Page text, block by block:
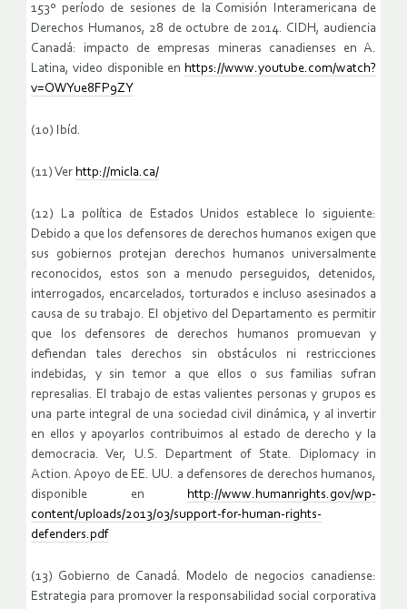
153º período de sesiones de la Comisión Interamericana de
Derechos Humanos, 28 de octubre de 2014. CIDH, audiencia
Canadá: impacto de empresas mineras canadienses en A.
Latina, video disponible en https://www.youtube.com/watch?
v=OWYue8FP9ZY
(10) Ibíd.
(11) Ver http://micla.ca/
(12) La política de Estados Unidos establece lo siguiente:
Debido a que los defensores de derechos humanos exigen que
sus gobiernos protejan derechos humanos universalmente
reconocidos, estos son a menudo perseguidos, detenidos,
interrogados, encarcelados, torturados e incluso asesinados a
causa de su trabajo. El objetivo del Departamento es permitir
que los defensores de derechos humanos promuevan y
defiendan tales derechos sin obstáculos ni restricciones
indebidas, y sin temor a que ellos o sus familias sufran
represalias. El trabajo de estas valientes personas y grupos es
una parte integral de una sociedad civil dinámica, y al invertir
en ellos y apoyarlos contribuimos al estado de derecho y la
democracia. Ver, U.S. Department of State. Diplomacy in
Action. Apoyo de EE. UU. a defensores de derechos humanos,
disponible en http://www.humanrights.gov/wp-
content/uploads/2013/03/support-for-human-rights-
defenders.pdf
(13) Gobierno de Canadá. Modelo de negocios canadiense:
Estrategia para promover la responsabilidad social corporativa